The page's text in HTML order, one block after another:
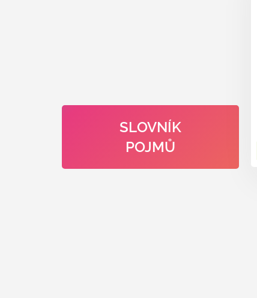
SLOVNÍK
POJMŮ